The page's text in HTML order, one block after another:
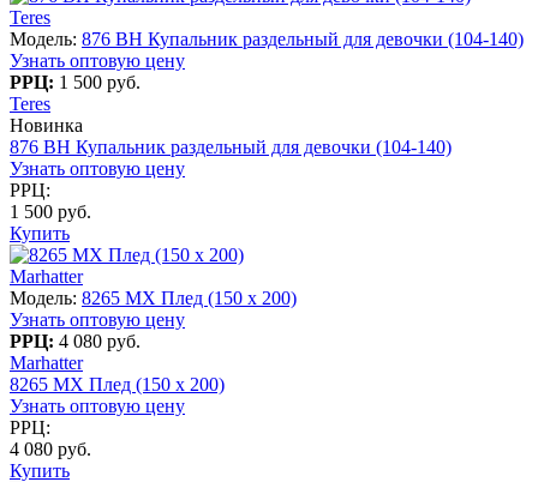
Teres
Модель: 876 BH Купальник раздельный для девочки (104-140)
Узнать оптовую цену
РРЦ: 1 500 руб.
Teres
Новинка
876 BH Купальник раздельный для девочки (104-140)
Узнать оптовую цену
РРЦ:
1 500 руб.
Купить
Marhatter
Модель: 8265 MX Плед (150 х 200)
Узнать оптовую цену
РРЦ: 4 080 руб.
Marhatter
8265 MX Плед (150 х 200)
Узнать оптовую цену
РРЦ:
4 080 руб.
Купить